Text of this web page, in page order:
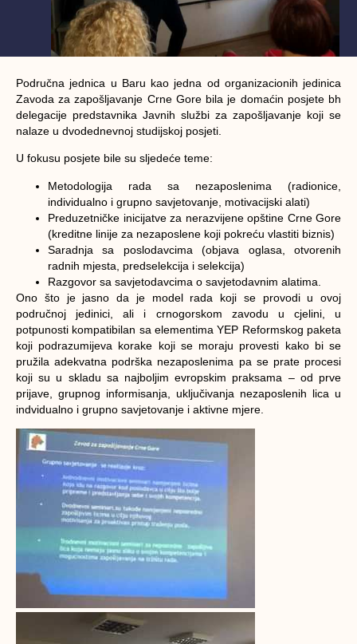
Područna jednica u Baru kao jedna od organizacionih jedinica
Zavoda za zapošljavanje Crne Gore bila je domaćin posjete bh
delegacije predstavnika Javnih službi za zapošljavanje koji se
nalaze u dvodednevnoj studijskoj posjeti.
U fokusu posjete bile su sljedeće teme:
Metodologija rada sa nezaposlenima (radionice,
individualno i grupno savjetovanje, motivacijski alati)
Preduzetničke inicijatve za nerazvijene opštine Crne Gore
(kreditne linije za nezaposlene koji pokreću vlastiti biznis)
Saradnja sa poslodavcima (objava oglasa, otvorenih
radnih mjesta, predselekcija i selekcija)
Razgovor sa savjetodavcima o savjetodavnim alatima.
Ono što je jasno da je model rada koji se provodi u ovoj
područnoj jedinici, ali i crnogorskom zavodu u cjelini, u
potpunosti kompatibilan sa elementima YEP Reformskog paketa
koji podrazumijeva korake koji se moraju provesti kako bi se
pružila adekvatna podrška nezaposlenima pa se prate procesi
koji su u skladu sa najboljim evropskim praksama – od prve
prijave, grupnog informisanja, uključivanja nezaposlenih lica u
indvidualno i grupno savjetovanje i aktivne mjere.